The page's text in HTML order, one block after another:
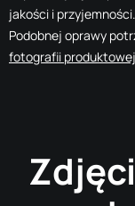
jakości i przyjemności.
Podobnej oprawy
fotografii